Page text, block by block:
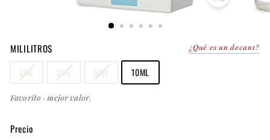
MILILITROS ¿Qué es un decant?
2ML 3ML 5ML 10ML
Favorito · mejor valor.
Precio